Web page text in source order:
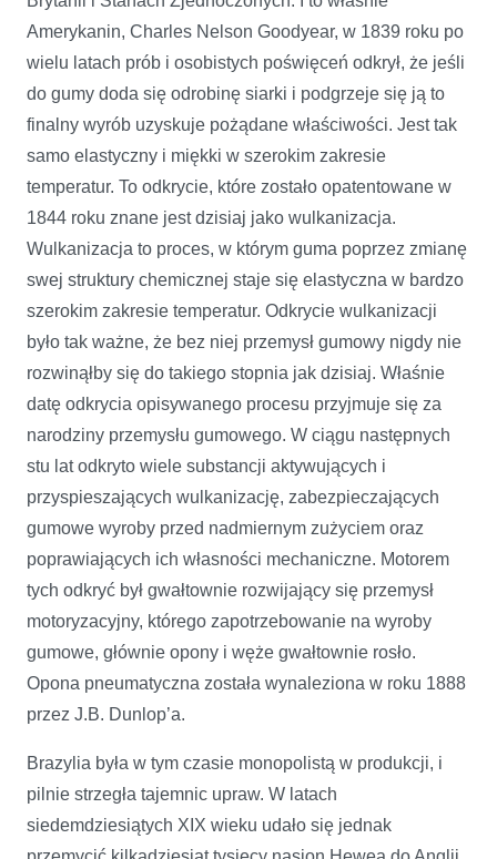
Amerykanin, Charles Nelson Goodyear, w 1839 roku po
wielu latach prób i osobistych poświęceń odkrył, że jeśli
do gumy doda się odrobinę siarki i podgrzeje się ją to
finalny wyrób uzyskuje pożądane właściwości. Jest tak
samo elastyczny i miękki w szerokim zakresie
temperatur. To odkrycie, które zostało opatentowane w
1844 roku znane jest dzisiaj jako wulkanizacja.
Wulkanizacja to proces, w którym guma poprzez zmianę
swej struktury chemicznej staje się elastyczna w bardzo
szerokim zakresie temperatur. Odkrycie wulkanizacji
było tak ważne, że bez niej przemysł gumowy nigdy nie
rozwinąłby się do takiego stopnia jak dzisiaj. Właśnie
datę odkrycia opisywanego procesu przyjmuje się za
narodziny przemysłu gumowego. W ciągu następnych
stu lat odkryto wiele substancji aktywujących i
przyspieszających wulkanizację, zabezpieczających
gumowe wyroby przed nadmiernym zużyciem oraz
poprawiających ich własności mechaniczne. Motorem
tych odkryć był gwałtownie rozwijający się przemysł
motoryzacyjny, którego zapotrzebowanie na wyroby
gumowe, głównie opony i węże gwałtownie rosło.
Opona pneumatyczna została wynaleziona w roku 1888
przez J.B. Dunlop’a.
Brazylia była w tym czasie monopolistą w produkcji, i
pilnie strzegła tajemnic upraw. W latach
siedemdziesiątych XIX wieku udało się jednak